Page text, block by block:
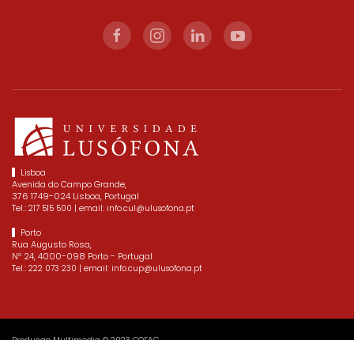
Lisboa
Avenida do Campo Grande,
376 1749-024 Lisboa, Portugal
Tel.: 217 515 500 | email: info.cul@ulusofona.pt
Porto
Rua Augusto Rosa,
Nº 24, 4000-098 Porto - Portugal
Tel.: 222 073 230 | email: info.cup@ulusofona.pt